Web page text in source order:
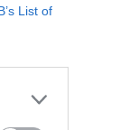
List of